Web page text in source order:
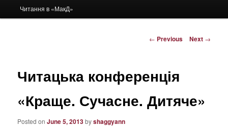
primary
Читання в «МакД»
Post
← Previous Next →
Читацька конференція
«Краще. Сучасне. Дитяче»
Posted onJune 5, 2013byshaggyann